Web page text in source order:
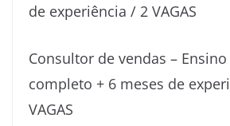
de experiência / 2 VAGAS
Consultor de vendas –
completo + 6 meses de
VAGAS